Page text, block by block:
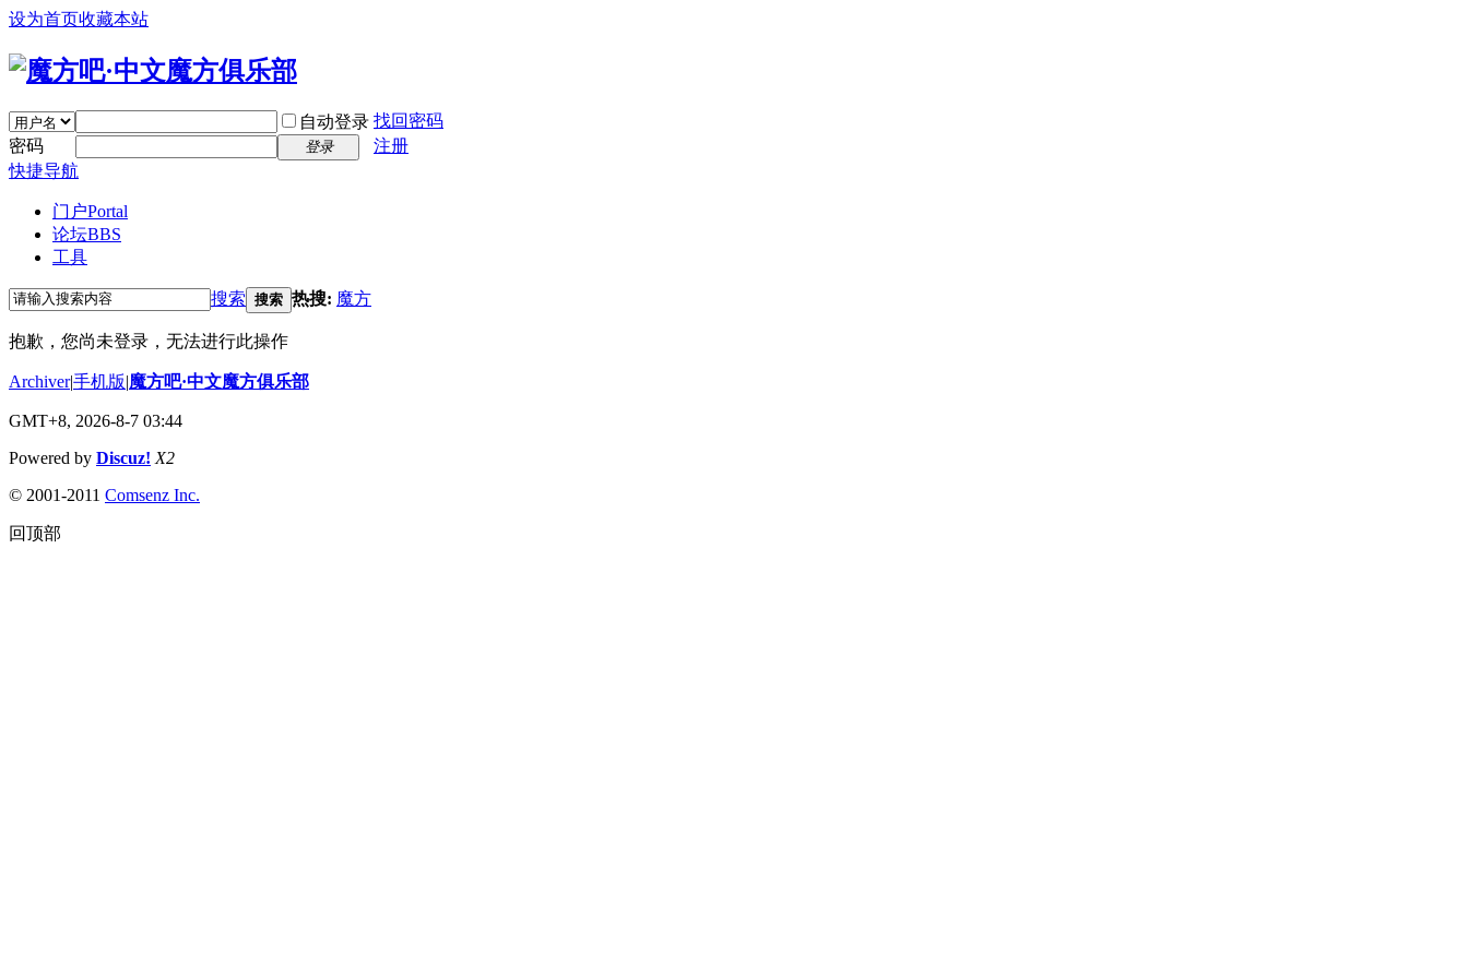
设为首页收藏本站
自动登录 找回密码
密码
登录
注册
快捷导航
门户Portal
论坛BBS
工具
搜索 搜索 热搜: 魔方
抱歉，您尚未登录，无法进行此操作
Archiver|手机版|魔方吧·中文魔方俱乐部
GMT+8, 2026-8-7 03:44
Powered by Discuz! X2
© 2001-2011 Comsenz Inc.
回顶部